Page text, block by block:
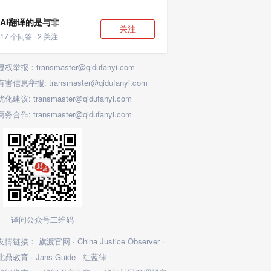
AI翻译的是与非
17 个问答 · 2 关注
关注
权举报：transmaster@qidufanyi.com
害信息举报: transmaster@qidufanyi.com
化建议: transmaster@qidufanyi.com
务合作: transmaster@qidufanyi.com
译问公众号二维码
情链接： 旗渡官网 · China Justice Observer ·
鼎教育 · Jans Guide · 红蓝律